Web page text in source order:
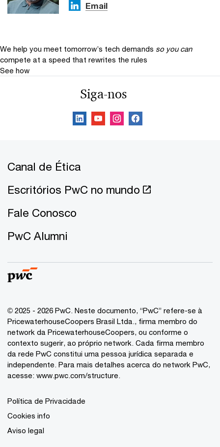
Email
We help you meet tomorrow’s tech demands so you can
compete at a speed that rewrites the rules
See how
Siga-nos
Canal de Ética
Escritórios PwC no mundo
Fale Conosco
PwC Alumni
© 2025 - 2026 PwC. Neste documento, “PwC” refere-se à
PricewaterhouseCoopers Brasil Ltda., firma membro do
network da PricewaterhouseCoopers, ou conforme o
contexto sugerir, ao próprio network. Cada firma membro
da rede PwC constitui uma pessoa jurídica separada e
independente. Para mais detalhes acerca do network PwC,
acesse: www.pwc.com/structure.
Política de Privacidade
Cookies info
Aviso legal